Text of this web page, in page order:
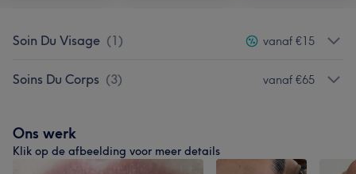
Soin Du Visage (1) vanaf €15
Soins Du Corps (3) vanaf €65
Ons werk
Klik op de afbeelding voor meer details